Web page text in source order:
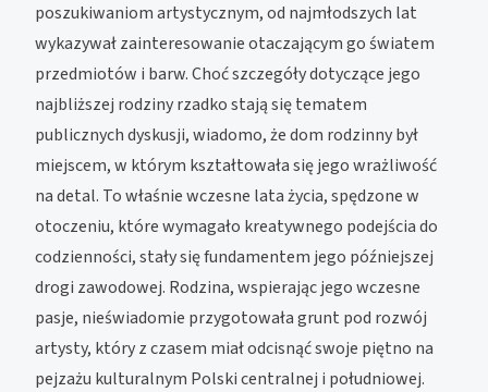
poszukiwaniom artystycznym, od najmłodszych lat
wykazywał zainteresowanie otaczającym go światem
przedmiotów i barw. Choć szczegóły dotyczące jego
najbliższej rodziny rzadko stają się tematem
publicznych dyskusji, wiadomo, że dom rodzinny był
miejscem, w którym kształtowała się jego wrażliwość
na detal. To właśnie wczesne lata życia, spędzone w
otoczeniu, które wymagało kreatywnego podejścia do
codzienności, stały się fundamentem jego późniejszej
drogi zawodowej. Rodzina, wspierając jego wczesne
pasje, nieświadomie przygotowała grunt pod rozwój
artysty, który z czasem miał odcisnąć swoje piętno na
pejzażu kulturalnym Polski centralnej i południowej.